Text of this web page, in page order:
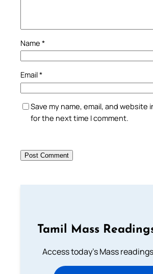
Name *
Email*
Save my name, email, and website
for the next time I comment.
Tamil Mass
Access today's Mass